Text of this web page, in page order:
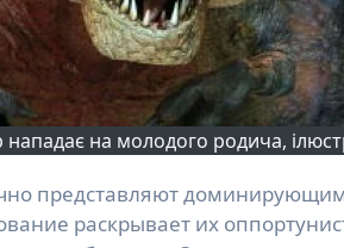
на молодого родича,
раскрывает их